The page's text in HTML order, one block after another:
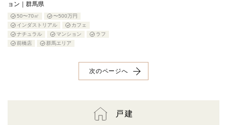
ョン｜群馬県
50〜70㎡
〜500万円
インダストリアル
カフェ
ナチュラル
マンション
ラフ
前橋店
群馬エリア
次のページへ
戸建